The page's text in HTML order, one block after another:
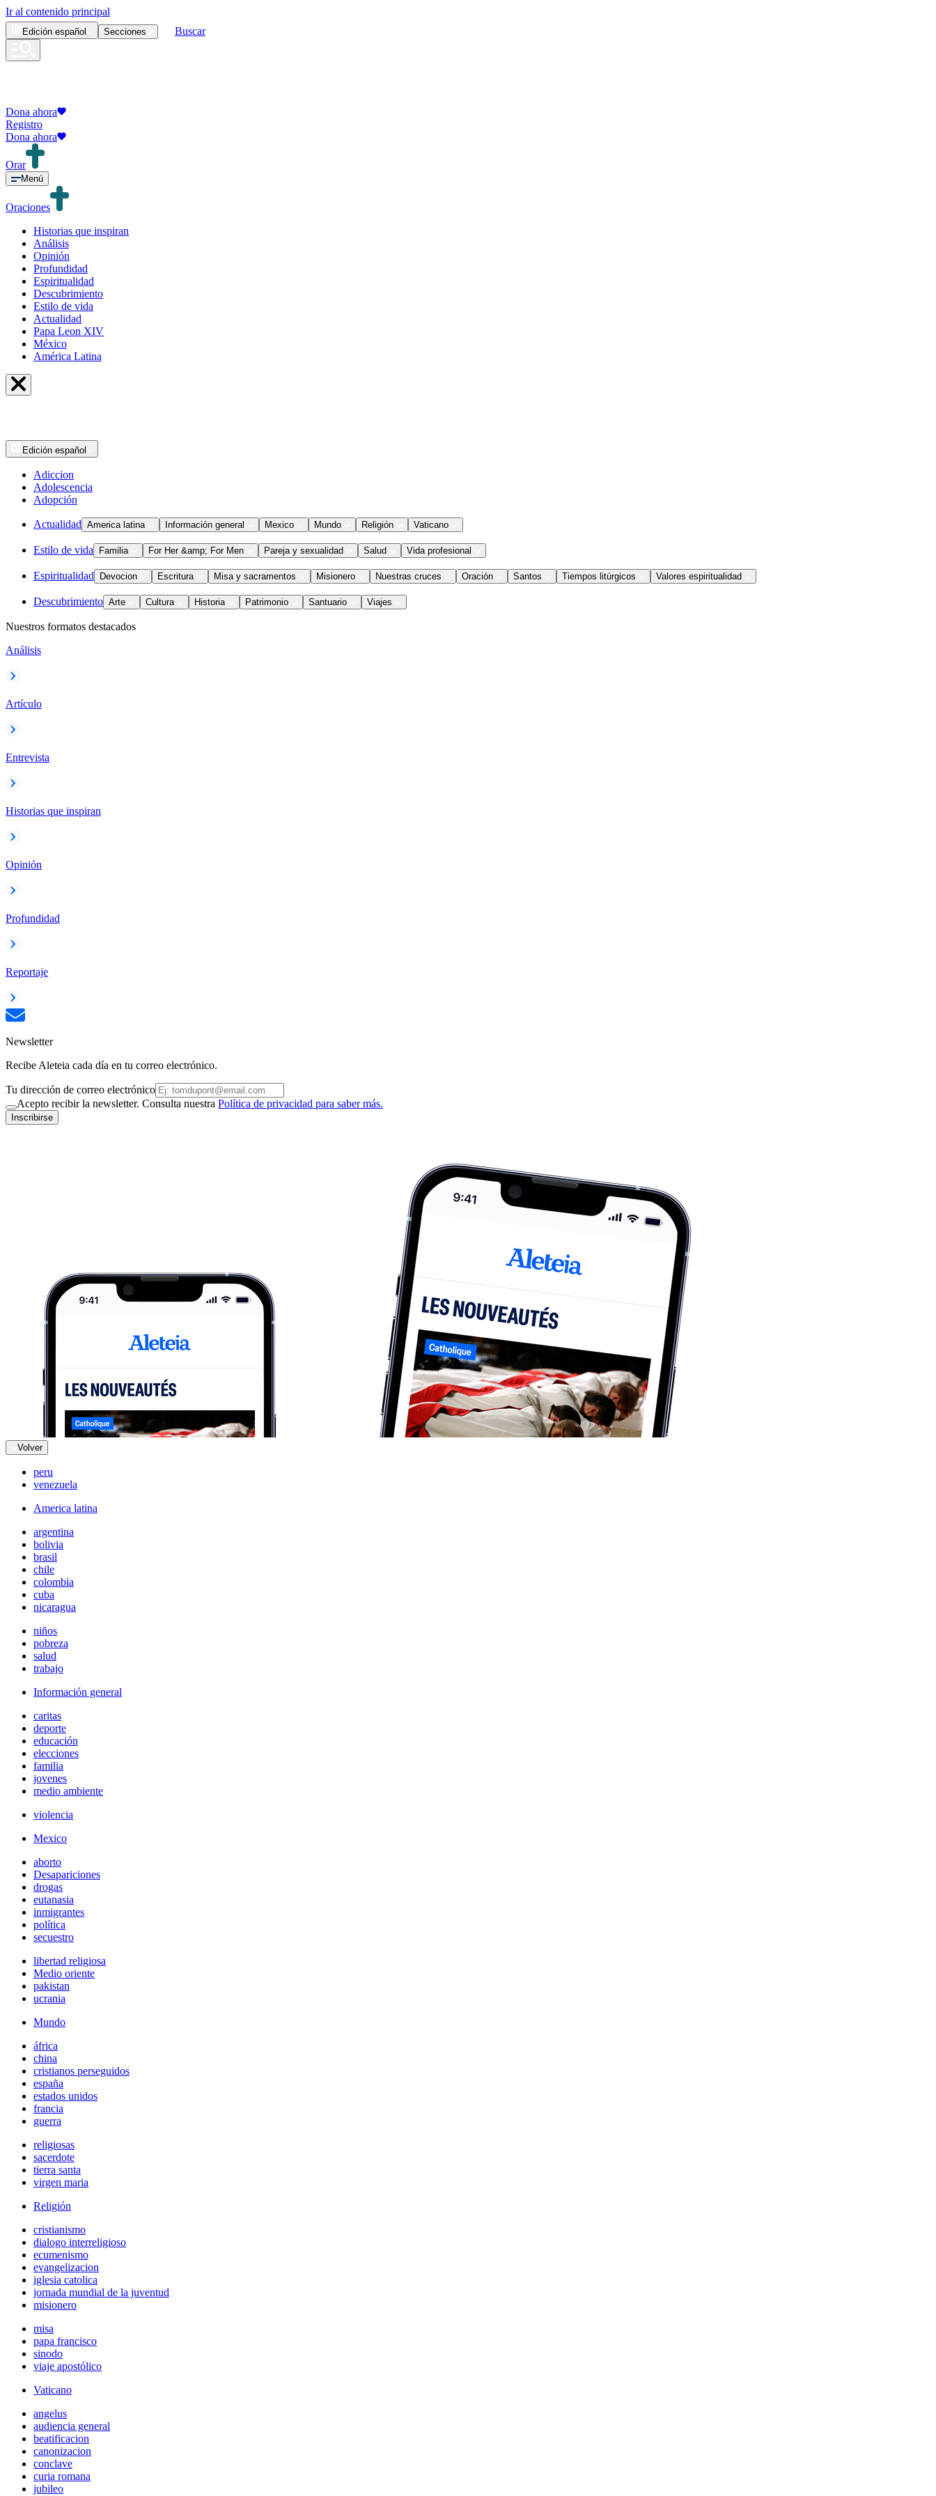
Ir al contenido principal
Edición español Secciones Buscar
Dona ahora
Registro
Dona ahora
Orar
Menú
Oraciones
Historias que inspiran
Análisis
Opinión
Profundidad
Espiritualidad
Descubrimiento
Estilo de vida
Actualidad
Papa Leon XIV
México
América Latina
Edición español
Adiccion
Adolescencia
Adopción
Actualidad America latina Información general Mexico Mundo Religión Vaticano
Estilo de vida Familia For Her &amp; For Men Pareja y sexualidad Salud Vida profesional
Espiritualidad Devocion Escritura Misa y sacramentos Misionero Nuestras cruces Oración Santos Tiempos litúrgicos Valores espiritualidad
Descubrimiento Arte Cultura Historia Patrimonio Santuario Viajes
Nuestros formatos destacados
Análisis
Artículo
Entrevista
Historias que inspiran
Opinión
Profundidad
Reportaje
Newsletter
Recibe Aleteia cada día en tu correo electrónico.
Tu dirección de correo electrónico
Acepto recibir la newsletter. Consulta nuestra Política de privacidad para saber más.
Inscribirse
Volver
peru
venezuela
America latina
argentina
bolivia
brasil
chile
colombia
cuba
nicaragua
niños
pobreza
salud
trabajo
Información general
caritas
deporte
educación
elecciones
familia
jovenes
medio ambiente
violencia
Mexico
aborto
Desapariciones
drogas
eutanasia
inmigrantes
política
secuestro
libertad religiosa
Medio oriente
pakistan
ucrania
Mundo
áfrica
china
cristianos perseguidos
españa
estados unidos
francia
guerra
religiosas
sacerdote
tierra santa
virgen maria
Religión
cristianismo
dialogo interreligioso
ecumenismo
evangelizacion
iglesia catolica
jornada mundial de la juventud
misionero
misa
papa francisco
sinodo
viaje apostólico
Vaticano
angelus
audiencia general
beatificacion
canonizacion
conclave
curia romana
jubileo